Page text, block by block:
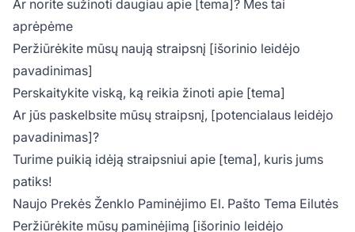
Ar norite sužinoti daugiau apie [tema]? Mes tai
aprėpėme
Peržiūrėkite mūsų naują straipsnį [išorinio leidėjo
pavadinimas]
Perskaitykite viską, ką reikia žinoti apie [tema]
Ar jūs paskelbsite mūsų straipsnį, [potencialaus leidėjo
pavadinimas]?
Turime puikią idėją straipsniui apie [tema], kuris jums
patiks!
Naujo Prekės Ženklo Paminėjimo El. Pašto Tema Eilutės
Peržiūrėkite mūsų paminėjimą [išorinio leidėjo